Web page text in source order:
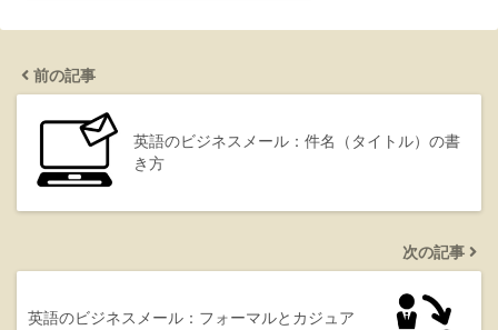
前の記事
英語のビジネスメール：件名（タイトル）の書
き方
次の記事
英語のビジネスメール：フォーマルとカジュア